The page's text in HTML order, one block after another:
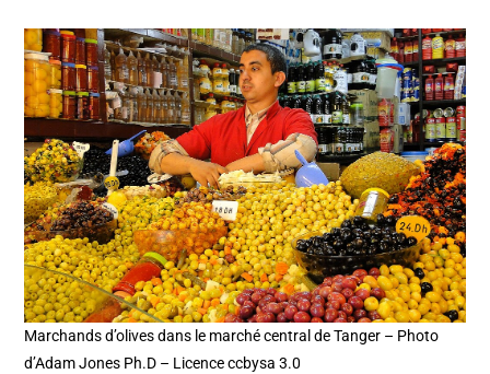
Marchands d’olives dans le marché central de Tanger – Photo
d’Adam Jones Ph.D – Licence ccbysa 3.0